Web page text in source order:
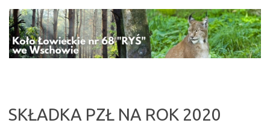
treści
SKŁADKA PZŁ NA ROK 2020